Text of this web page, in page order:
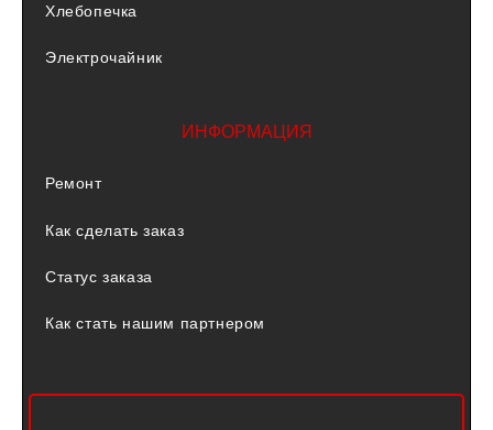
Хлебопечка
Электрочайник
ИНФОРМАЦИЯ
Ремонт
Как сделать заказ
Статус заказа
Как стать нашим партнером